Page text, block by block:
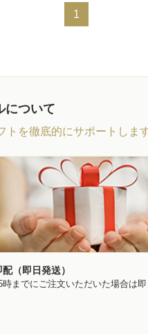
1
について
トを徹底的にサポートしま
配（即日発送）
時までにご注文いただいた場合は